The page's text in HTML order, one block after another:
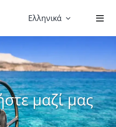
Ελληνικά
μαζί μας